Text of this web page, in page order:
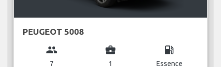
PEUGEOT 5008
group
7
business_center
1
local_gas_station
Essence